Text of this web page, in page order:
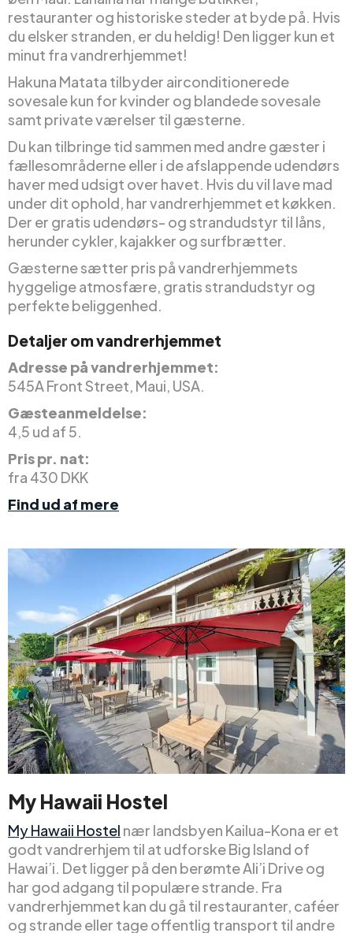
restauranter og historiske steder at byde på. Hvis
du elsker stranden, er du heldig! Den ligger kun et
minut fra vandrerhjemmet!
Hakuna Matata tilbyder airconditionerede
sovesale kun for kvinder og blandede sovesale
samt private værelser til gæsterne.
Du kan tilbringe tid sammen med andre gæster i
fællesområderne eller i de afslappende udendørs
haver med udsigt over havet. Hvis du vil lave mad
under dit ophold, har vandrerhjemmet et køkken.
Der er gratis udendørs- og strandudstyr til låns,
herunder cykler, kajakker og surfbrætter.
Gæsterne sætter pris på vandrerhjemmets
hyggelige atmosfære, gratis strandudstyr og
perfekte beliggenhed.
Detaljer om vandrerhjemmet
Adresse på vandrerhjemmet:
545A Front Street, Maui, USA.
Gæsteanmeldelse:
4,5 ud af 5.
Pris pr. nat:
fra 430 DKK
Find ud af mere
My Hawaii Hostel
My Hawaii Hostel nær landsbyen Kailua-Kona er et
godt vandrerhjem til at udforske Big Island of
Hawai’i. Det ligger på den berømte Ali’i Drive og
har god adgang til populære strande. Fra
vandrerhjemmet kan du gå til restauranter, caféer
og strande eller tage offentlig transport til andre